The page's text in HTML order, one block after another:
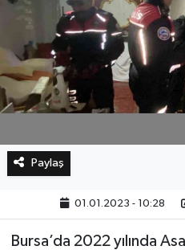
Paylaş
01.01.2023 - 10:28
Bursa’da 2022 yılında